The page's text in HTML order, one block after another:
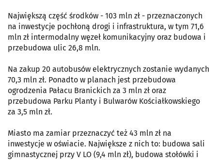
Największą część środków - 103 mln zł - przeznaczonych
na inwestycje pochłoną drogi i infrastruktura, w tym 71,6
mln zł intermodalny węzeł komunikacyjny oraz budowa i
przebudowa ulic 26,8 mln.
Na zakup 20 autobusów elektrycznych zostanie wydanych
70,3 mln zł. Ponadto w planach jest przebudowa
ogrodzenia Pałacu Branickich za 3 mln zł oraz
przebudowa Parku Planty i Bulwarów Kościałkowskiego
za 3,5 mln zł.
Miasto ma zamiar przeznaczyć też 43 mln zł na
inwestycje w oświacie. Największe z nich to: budowa sali
gimnastycznej przy V LO (9,4 mln zł), budowa stołówki i